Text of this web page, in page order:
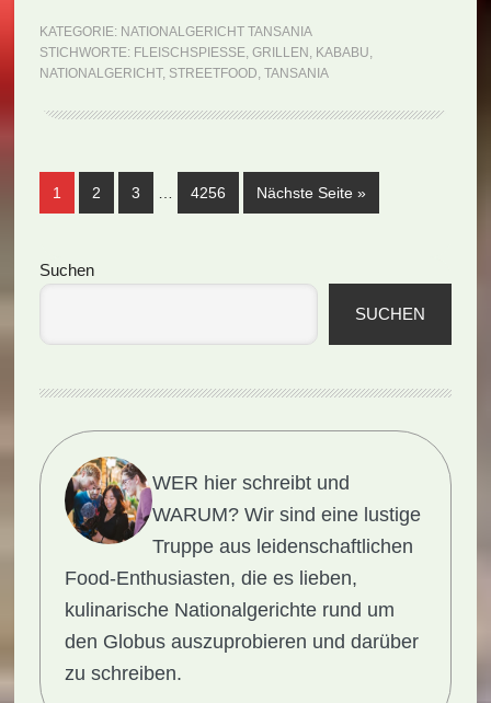
Kababu
(Rezept)
KATEGORIE: NATIONALGERICHT TANSANIA
STICHWORTE: FLEISCHSPIESSE , GRILLEN , KABABU,
NATIONALGERICHT, STREETFOOD, TANSANIA
Seite
1 Seite
2 Seite
3 Seite
4256 Nächste Seite aufrufen
»
Seitenspalte
Suchen
SUCHEN
WER hier schreibt und
WARUM? Wir sind eine lustige
Truppe aus leidenschaftlichen
Food-Enthusiasten, die es lieben,
kulinarische Nationalgerichte rund um
den Globus auszuprobieren und darüber
zu schreiben.